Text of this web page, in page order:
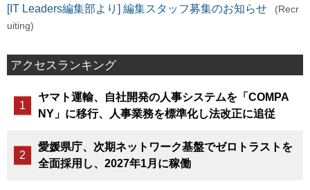
[IT Leaders編集部より] 編集スタッフ募集のお知らせ
(Recr
uiting)
アクセスランキング
ヤマト運輸、自社開発の人事システムを「COMPA
NY」に移行、人事業務を標準化し法改正に追従
愛媛県庁、次期ネットワーク基盤でゼロトラストを
全面採用し、2027年1月に稼働